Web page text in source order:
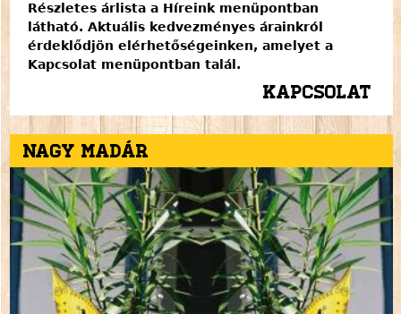
Részletes árlista a Híreink menüpontban
látható. Aktuális kedvezményes árainkról
érdeklődjön elérhetőségeinken, amelyet a
Kapcsolat menüpontban talál.
Kapcsolat
Nagy madár